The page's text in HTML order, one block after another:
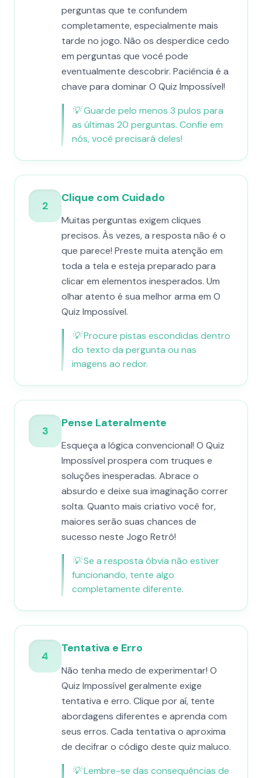
perguntas que te confundem
completamente, especialmente mais
tarde no jogo. Não os desperdice cedo
em perguntas que você pode
eventualmente descobrir. Paciência é a
chave para dominar O Quiz Impossível!
💡Guarde pelo menos 3 pulos para
as últimas 20 perguntas. Confie em
nós, você precisará deles!
2
Clique com Cuidado
Muitas perguntas exigem cliques
precisos. Às vezes, a resposta não é o
que parece! Preste muita atenção em
toda a tela e esteja preparado para
clicar em elementos inesperados. Um
olhar atento é sua melhor arma em O
Quiz Impossível.
💡Procure pistas escondidas dentro
do texto da pergunta ou nas
imagens ao redor.
3
Pense Lateralmente
Esqueça a lógica convencional! O Quiz
Impossível prospera com truques e
soluções inesperadas. Abrace o
absurdo e deixe sua imaginação correr
solta. Quanto mais criativo você for,
maiores serão suas chances de
sucesso neste Jogo Retrô!
💡Se a resposta óbvia não estiver
funcionando, tente algo
completamente diferente.
4
Tentativa e Erro
Não tenha medo de experimentar! O
Quiz Impossível geralmente exige
tentativa e erro. Clique por aí, tente
abordagens diferentes e aprenda com
seus erros. Cada tentativa o aproxima
de decifrar o código deste quiz maluco.
💡Lembre-se das consequências de